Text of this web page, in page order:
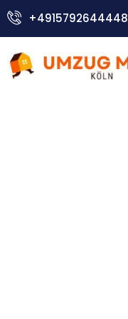
Zum
Inhalt
+4915792644448